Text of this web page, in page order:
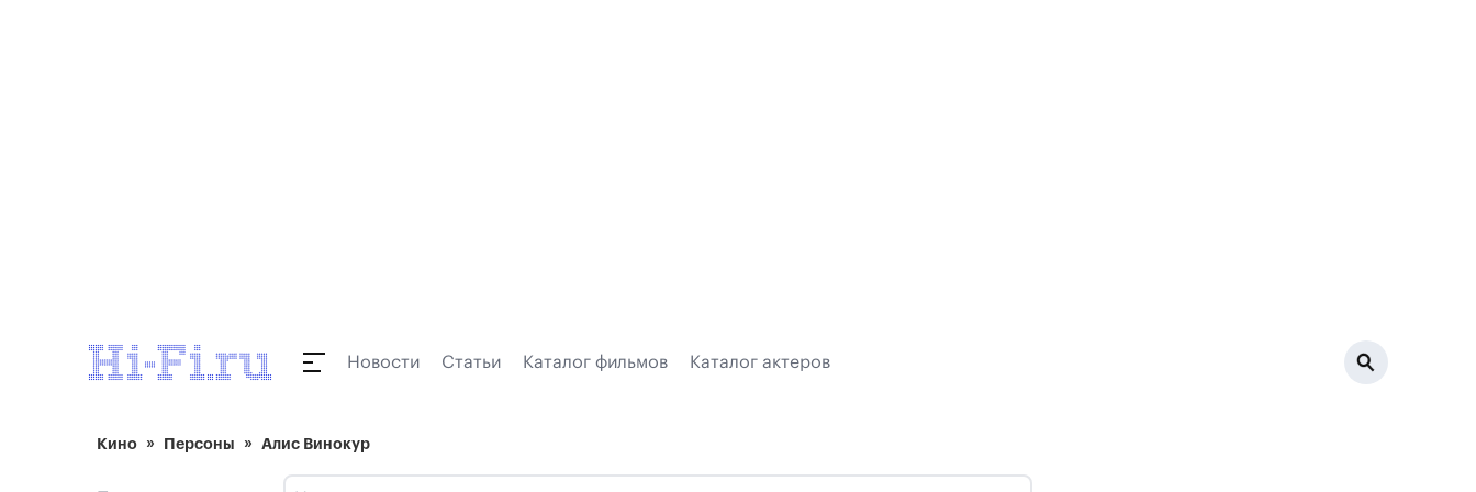
Новости Статьи Каталог фильмов Каталог актеров
Кино Персоны Алис Винокур